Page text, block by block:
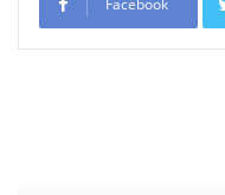
Facebook